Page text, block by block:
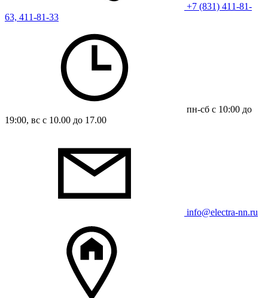
+7 (831) 411-81-
63, 411-81-33
пн-сб с 10:00 до
19:00, вс с 10.00 до 17.00
info@electra-nn.ru